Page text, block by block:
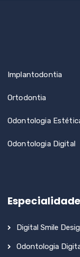
Implantodontia
Ortodontia
Odontologia
Odontologia Digital
Digital Smile
Odontologia